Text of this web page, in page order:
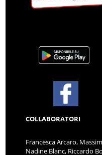
COLLABORATORI
Francesca Arcaro,
Nadine Blanc, Riccardo